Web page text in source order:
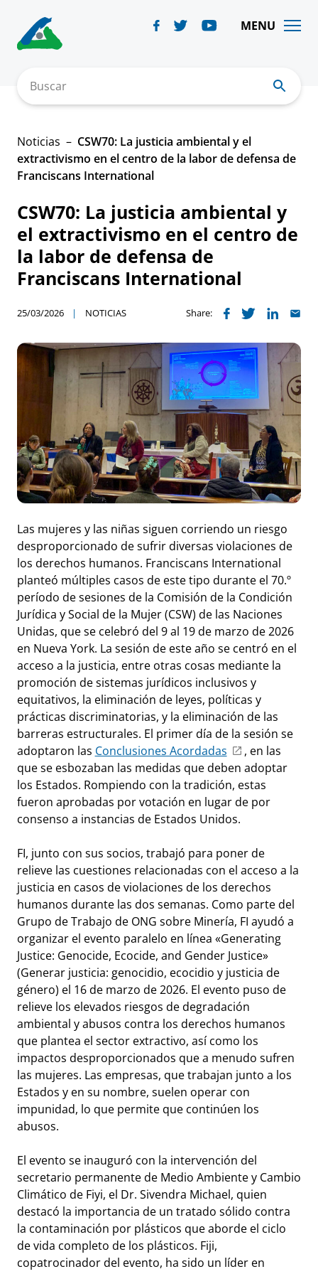
content
MENU
Buscar
Noticias
CSW70: La justicia ambiental y el
extractivismo en el centro de la labor de defensa de
Franciscans International
CSW70: La justicia ambiental y
el extractivismo en el centro de
la labor de defensa de
Franciscans International
25/03/2026 NOTICIAS Share:
Las mujeres y las niñas siguen corriendo un riesgo
desproporcionado de sufrir diversas violaciones de
los derechos humanos. Franciscans International
planteó múltiples casos de este tipo durante el 70.º
período de sesiones de la Comisión de la Condición
Jurídica y Social de la Mujer (CSW) de las Naciones
Unidas, que se celebró del 9 al 19 de marzo de 2026
en Nueva York. La sesión de este año se centró en el
acceso a la justicia, entre otras cosas mediante la
promoción de sistemas jurídicos inclusivos y
equitativos, la eliminación de leyes, políticas y
prácticas discriminatorias, y la eliminación de las
barreras estructurales. El primer día de la sesión se
adoptaron las Conclusiones Acordadas
, en las
que se esbozaban las medidas que deben adoptar
los Estados. Rompiendo con la tradición, estas
fueron aprobadas por votación en lugar de por
consenso a instancias de Estados Unidos.
FI, junto con sus socios, trabajó para poner de
relieve las cuestiones relacionadas con el acceso a la
justicia en casos de violaciones de los derechos
humanos durante las dos semanas. Como parte del
Grupo de Trabajo de ONG sobre Minería, FI ayudó a
organizar el evento paralelo en línea «Generating
Justice: Genocide, Ecocide, and Gender Justice»
(Generar justicia: genocidio, ecocidio y justicia de
género) el 16 de marzo de 2026. El evento puso de
relieve los elevados riesgos de degradación
ambiental y abusos contra los derechos humanos
que plantea el sector extractivo, así como los
impactos desproporcionados que a menudo sufren
las mujeres. Las empresas, que trabajan junto a los
Estados y en su nombre, suelen operar con
impunidad, lo que permite que continúen los
abusos.
El evento se inauguró con la intervención del
secretario permanente de Medio Ambiente y Cambio
Climático de Fiyi, el Dr. Sivendra Michael, quien
destacó la importancia de un tratado sólido contra
la contaminación por plásticos que aborde el ciclo
de vida completo de los plásticos. Fiji,
copatrocinador del evento, ha sido un líder en